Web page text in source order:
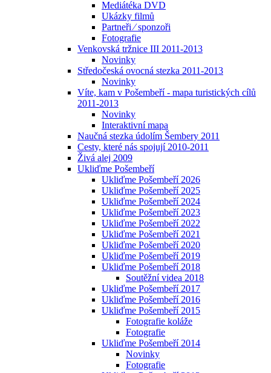
Mediátéka DVD
Ukázky filmů
Partneři ⁄ sponzoři
Fotografie
Venkovská tržnice III 2011-2013
Novinky
Středočeská ovocná stezka 2011-2013
Novinky
Víte, kam v Pošembeří - mapa turistických cílů
2011-2013
Novinky
Interaktivní mapa
Naučná stezka údolím Šembery 2011
Cesty, které nás spojují 2010-2011
Živá alej 2009
Ukliďme Pošembeří
Ukliďme Pošembeří 2026
Ukliďme Pošembeří 2025
Ukliďme Pošembeří 2024
Ukliďme Pošembeří 2023
Ukliďme Pošembeří 2022
Ukliďme Pošembeří 2021
Ukliďme Pošembeří 2020
Ukliďme Pošembeří 2019
Ukliďme Pošembeří 2018
Soutěžní videa 2018
Ukliďme Pošembeří 2017
Ukliďme Pošembeří 2016
Ukliďme Pošembeří 2015
Fotografie koláže
Fotografie
Ukliďme Pošembeří 2014
Novinky
Fotografie